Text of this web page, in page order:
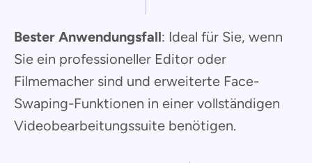
Bester Anwendungsfall: Ideal für Sie, wenn
Sie ein professioneller Editor oder
Filmemacher sind und erweiterte Face-
Swaping-Funktionen in einer vollständigen
Videobearbeitungssuite benötigen.